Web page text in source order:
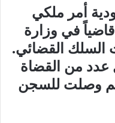
أمر ملكي
يقضي بتعيين وترقية 161 قاضياً في وزارة
القضائي.
عدد من القضاة
وصلت للسجن